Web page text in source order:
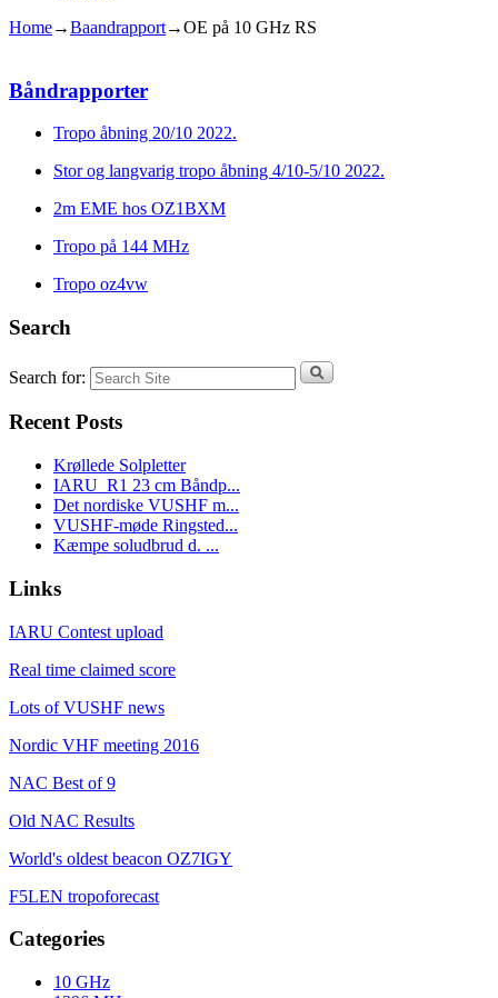
Home→Baandrapport→OE på 10 GHz RS
Båndrapporter
Tropo åbning 20/10 2022.
Stor og langvarig tropo åbning 4/10-5/10 2022.
2m EME hos OZ1BXM
Tropo på 144 MHz
Tropo oz4vw
Search
Search for:
Recent Posts
Krøllede Solpletter
IARU_R1 23 cm Båndp...
Det nordiske VUSHF m...
VUSHF-møde Ringsted...
Kæmpe soludbrud d. ...
Links
IARU Contest upload
Real time claimed score
Lots of VUSHF news
Nordic VHF meeting 2016
NAC Best of 9
Old NAC Results
World's oldest beacon OZ7IGY
F5LEN tropoforecast
Categories
10 GHz